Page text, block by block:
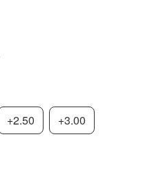
+2.50 +3.00